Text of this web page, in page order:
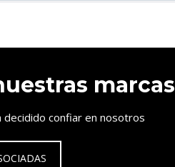
marcas
decidido confiar en nosotros